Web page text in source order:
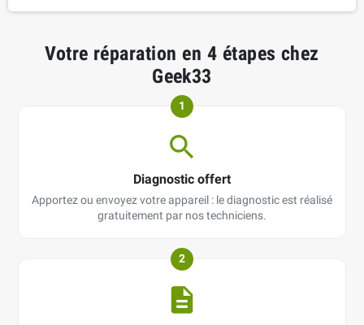
Votre réparation en 4 étapes chez
Geek33
1
Diagnostic offert
Apportez ou envoyez votre appareil : le diagnostic est réalisé
gratuitement par nos techniciens.
2